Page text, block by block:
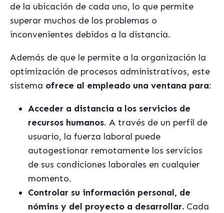
de la ubicación de cada uno, lo que permite
superar muchos de los problemas o
inconvenientes debidos a la distancia.
Además de que le permite a la organización la
optimización de procesos administrativos, este
sistema ofrece al empleado una ventana para:
Acceder a distancia a los servicios de
recursos humanos. A través de un perfil de
usuario, la fuerza laboral puede
autogestionar remotamente los servicios
de sus condiciones laborales en cualquier
momento.
Controlar su información personal, de
nómins y del proyecto a desarrollar. Cada